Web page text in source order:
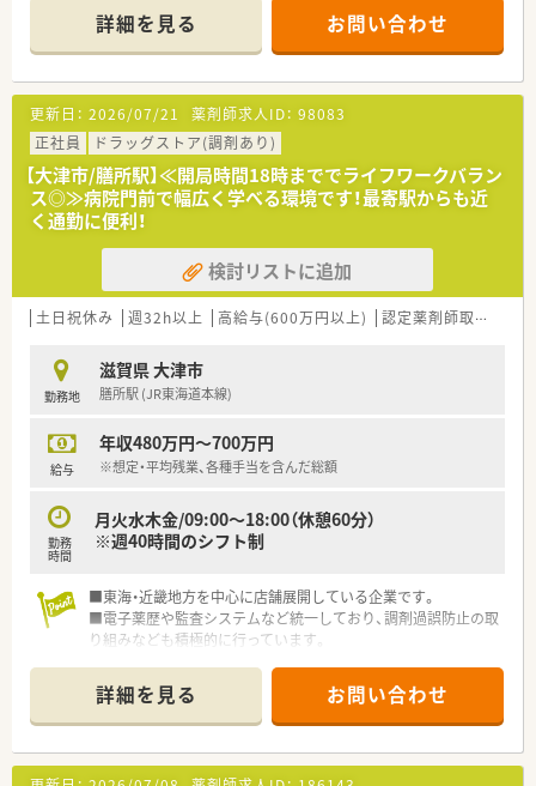
■研修制度は様々なプランがあり、集合研修だけでなく任意で受
講可能な研修も幅広く用意されています
■店舗で活躍する従業員、社外で活躍する従業員、将来経営幹部
となる従業員など、薬剤師として様々な活躍ができるフィールド
を用意されています
■総合薬剤師・調剤薬剤師（土日休み・19時までの勤務）どちらか
の働き方を選択できます
■調剤併設型だけでなく「医療モール・クリニック併設店舗」「敷
地内薬局」「訪問調剤特化型店舗」など様々な店舗を運営してい
ます
■在宅医療にも積極的取り組んでおり「訪問調剤特化型店舗」を
50店舗以上、無菌調剤室は業界最多の51店舗設置しています
■「プラチナくるみん認定企業」「健康経営優良法人2023（大規模
法人部門）認定」等を取得し一人ひとりが働きやすい環境が整備
されています
があるのも特徴です
詳細を見る お問い合わせ
更新日： 2026/07/21 薬剤師求人ID： 98083
正社員
ドラッグストア(調剤あり)
【大津市/膳所駅】≪開局時間18時まででライフワークバラン
ス◎≫病院門前で幅広く学べる環境です！最寄駅からも近
く通勤に便利！
検討リストに追加
土日祝休み 週32h以上 高給与(600万円以上) 認定薬剤師取得支援あり
勤務地
滋賀県 大津市
膳所駅 (JR東海道本線)
給与
年収480万円～700万円
※想定・平均残業、各種手当を含んだ総額
勤務
時間
月火水木金/09:00～18:00（休憩60分）
※週40時間のシフト制
■東海・近畿地方を中心に店舗展開している企業です。
■電子薬歴や監査システムなど統一しており、調剤過誤防止の取
り組みなども積極的に行っています。
詳細を見る お問い合わせ